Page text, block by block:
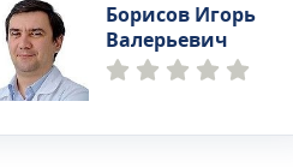
Борисов Игорь
Валерьевич